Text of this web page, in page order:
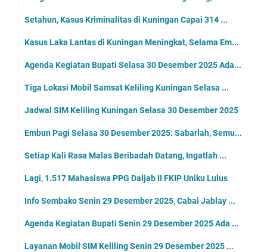
Setahun, Kasus Kriminalitas di Kuningan Capai 314 ...
Kasus Laka Lantas di Kuningan Meningkat, Selama Em...
Agenda Kegiatan Bupati Selasa 30 Desember 2025 Ada...
Tiga Lokasi Mobil Samsat Keliling Kuningan Selasa ...
Jadwal SIM Keliling Kuningan Selasa 30 Desember 2025
Embun Pagi Selasa 30 Desember 2025: Sabarlah, Semu...
Setiap Kali Rasa Malas Beribadah Datang, Ingatlah ...
Lagi, 1.517 Mahasiswa PPG Daljab II FKIP Uniku Lulus
Info Sembako Senin 29 Desember 2025, Cabai Jablay ...
Agenda Kegiatan Bupati Senin 29 Desember 2025 Ada ...
Layanan Mobil SIM Keliling Senin 29 Desember 2025 ...